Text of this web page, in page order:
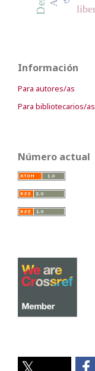
Información
Para autores/as
Para bibliotecarios/as
Número actual